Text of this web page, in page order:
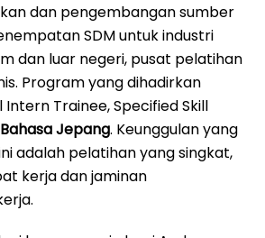
dan pengembangan sumber
SDM untuk industri
dan luar negeri, pusat pelatihan
Program yang dihadirkan
Trainee, Specified Skill
Jepang. Keunggulan yang
adalah pelatihan yang singkat,
kerja dan jaminan